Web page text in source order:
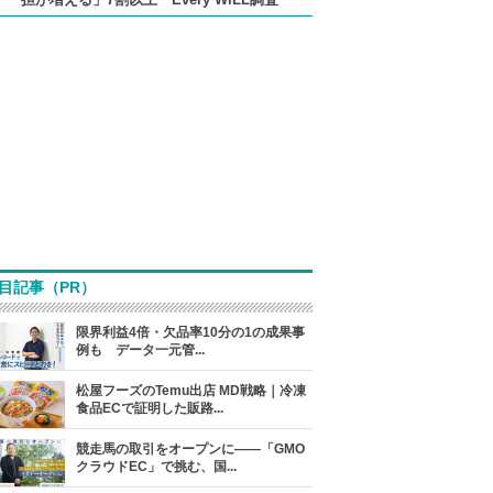
記事（PR）
限界利益4倍・欠品率10分の1の成果事
例も データ一元管...
松屋フーズのTemu出店 MD戦略｜冷凍
食品ECで証明した販路...
競走馬の取引をオープンに――「GMO
クラウドEC」で挑む、国...